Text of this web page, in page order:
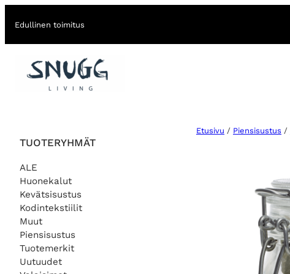
Edullinen toimitus
TUOTERYHMÄT
ALE
Huonekalut
Kevätsisustus
Kodintekstiilit
Muut
Piensisustus
Tuotemerkit
Uutuudet
Etusivu / Piensisustus /